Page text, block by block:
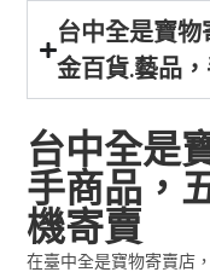
台中全是寶
金百貨.藝品
台中全是
手商品，
機寄賣
在臺中全是寶物寄賣店